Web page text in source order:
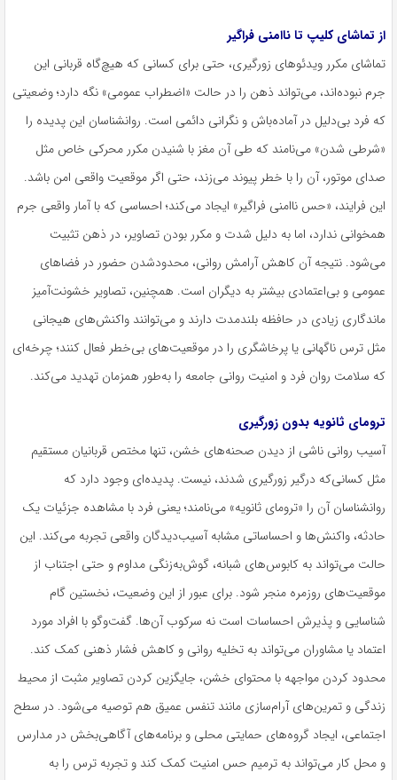
از تماشای کلیپ تا ناامنی فراگیر
تماشای مکرر ویدئوهای زورگیری، حتی برای کسانی که هیچ‌گاه قربانی این
جرم نبوده‌اند، می‌تواند ذهن را در حالت «اضطراب عمومی» نگه دارد؛ وضعیتی
که فرد بی‌دلیل در آماده‌باش و نگرانی دائمی است. روان‎شناسان این پدیده را
«شرطی شدن» می‌نامند که طی آن مغز با شنیدن مکرر محرکی خاص مثل
صدای موتور، آن را با خطر پیوند می‌زند، حتی اگر موقعیت واقعی امن باشد.
این فرایند، «حس ناامنی فراگیر» ایجاد می‌کند؛ احساسی که با آمار واقعی جرم
همخوانی ندارد، اما به دلیل شدت و مکرر بودن تصاویر، در ذهن تثبیت
می‌شود. نتیجه آن کاهش آرامش روانی، محدودشدن حضور در فضاهای
عمومی و بی‌اعتمادی بیشتر به دیگران است. همچنین، تصاویر خشونت‌آمیز
ماندگاری زیادی در حافظه بلندمدت دارند و می‌توانند واکنش‌های هیجانی
مثل ترس ناگهانی یا پرخاشگری را در موقعیت‌های بی‌خطر فعال کنند؛ چرخه‌ای
که سلامت روان فرد و امنیت روانی جامعه را به‌طور همزمان تهدید می‌کند.
ترومای ثانویه بدون زورگیری
آسیب روانی ناشی از دیدن صحنه‌های خشن، تنها مختص قربانیان مستقیم
مثل کسانی‌که درگیر زورگیری شدند، نیست. پدیده‌ای وجود دارد که
روان‎شناسان آن را «
ترومای ثانویه» می‌نامند؛ یعنی فرد با مشاهده جزئیات یک
حادثه، واکنش‌ها و احساساتی مشابه آسیب‌دیدگان واقعی تجربه می‌کند. این
حالت می‌تواند به کابوس‌های شبانه، گوش‌به‌زنگی مداوم و حتی اجتناب از
موقعیت‌های روزمره منجر شود. برای عبور از این وضعیت، نخستین گام
شناسایی و پذیرش احساسات است نه سرکوب آن‌ها. گفت‌وگو با افراد مورد
اعتماد یا مشاوران می‌تواند به تخلیه روانی و کاهش فشار ذهنی کمک کند.
محدود کردن مواجهه با محتوای خشن، جایگزین کردن تصاویر مثبت از محیط
زندگی و تمرین‌های آرام‌سازی مانند تنفس عمیق هم توصیه می‌شود. در سطح
اجتماعی، ایجاد گروه‌های حمایتی محلی و برنامه‌های آگاهی‌بخش در مدارس
و محل کار می‌تواند به ترمیم حس امنیت کمک کند و تجربه ترس را به